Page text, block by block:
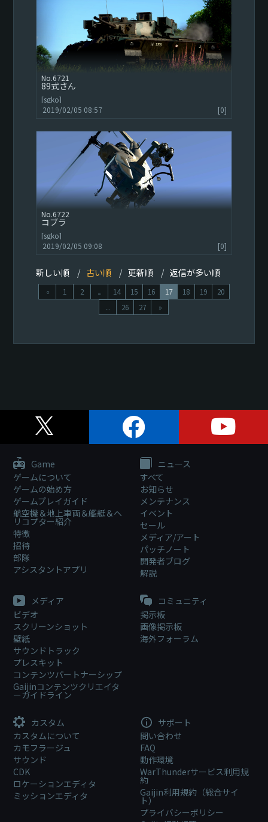
6721
89式さん
[sgko]
2019/02/05 08:57
[0]
6722
コブラ
[sgko]
2019/02/05 09:08
[0]
新しい順 古い順 更新順 返信が多い順
« 1 2 ... 14 15 16 17 18 19
20
...
26 27 »
Game
ゲームについて
ゲームの始め方
ゲームプレイガイド
航空機＆地上車両＆艦艇＆ヘ
リコプター紹介
特徴
招待
部隊
アシスタントアプリ
ニュース
すべて
お知らせ
メンテナンス
イベント
セール
メディア/アート
パッチノート
開発者ブログ
解説
メディア
ビデオ
スクリーンショット
壁紙
サウンドトラック
プレスキット
コンテンツパートナーシップ
Gaijinコンテンツクリエイタ
ーガイドライン
コミュニティ
掲示板
画像掲示板
海外フォーラム
カスタム
カスタムについて
カモフラージュ
サウンド
CDK
ロケーションエディタ
ミッションエディタ
サポート
問い合わせ
FAQ
動作環境
WarThunderサービス利用規
約
Gaijin利用規約（総合サイ
ト）
プライバシーポリシー